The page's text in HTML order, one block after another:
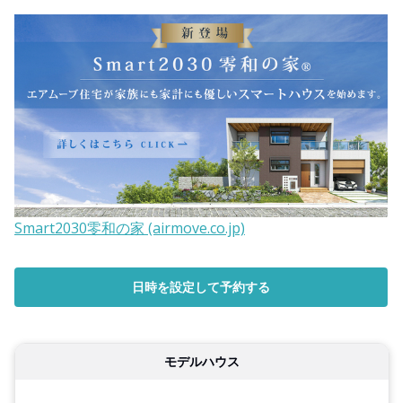
Smart2030零和の家 (airmove.co.jp)
日時を設定して予約する
モデルハウス